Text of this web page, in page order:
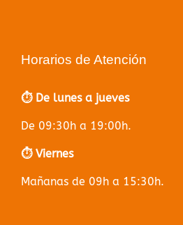
Horarios de Atención
⏱️ De lunes a jueves
De 09:30h a 19:00h.
⏱️ Viernes
Mañanas de 09h a 15:30h.